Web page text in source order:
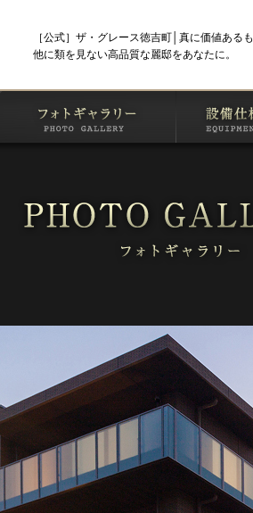
［公式］ザ・グレース徳吉町│真に価値ある
他に類を見ない高品質な麗邸をあなたに。